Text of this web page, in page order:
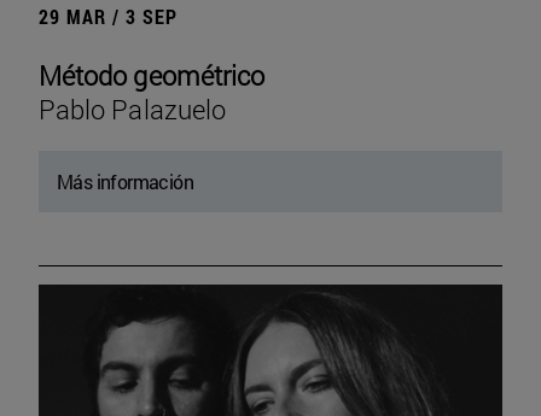
29 MAR / 3 SEP
Método geométrico
Pablo Palazuelo
Más información